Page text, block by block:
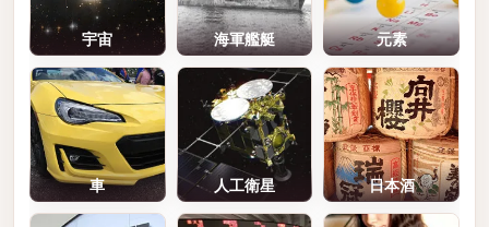
宇宙 海軍艦艇 元素
車 人工衛星 日本酒